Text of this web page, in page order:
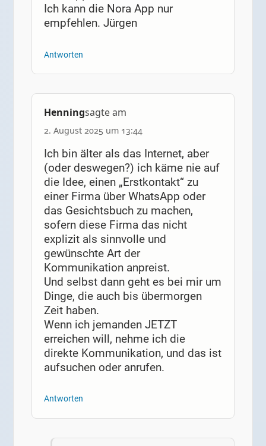
Ich kann die Nora App nur
empfehlen. Jürgen
Antworten
Henningsagte am
2. August 2025 um 13:44
Ich bin älter als das Internet, aber
(oder deswegen?) ich käme nie auf
die Idee, einen „Erstkontakt“ zu
einer Firma über WhatsApp oder
das Gesichtsbuch zu machen,
sofern diese Firma das nicht
explizit als sinnvolle und
gewünschte Art der
Kommunikation anpreist.
Und selbst dann geht es bei mir um
Dinge, die auch bis übermorgen
Zeit haben.
Wenn ich jemanden JETZT
erreichen will, nehme ich die
direkte Kommunikation, und das ist
aufsuchen oder anrufen.
Antworten